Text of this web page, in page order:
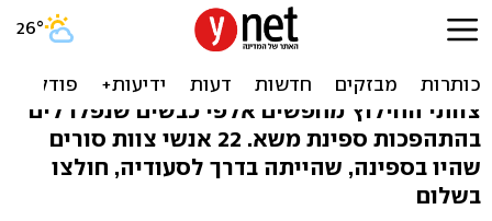
ספינה עם 14 אלף כבשים
התהפכה ברומניה
צוותי החילוץ מחפשים אלפי כבשים שנפלו לים
בהתהפכות ספינת משא. 22 אנשי צוות סורים
שהיו בספינה, שהייתה בדרך לסעודיה, חולצו
בשלום